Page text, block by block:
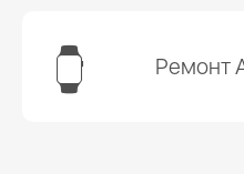
Ремонт